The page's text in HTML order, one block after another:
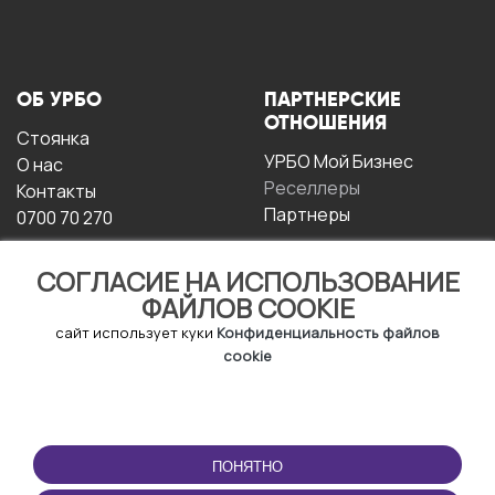
СОГЛАСИЕ НА ИСПОЛЬЗОВАНИЕ
ФАЙЛОВ COOKIE
сайт использует куки Конфиденциальность файлов
cookie
ПОНЯТНО
ОБ УРБО
Стоянка
О нас
Контакты
0700 70 270
ПАРТНЕРСКИЕ
ОТНОШЕНИЯ
УРБО Мой Бизнес
Реселлеры
Партнеры
ЭКСПЛУАТАЦИИ
Условия и положения
ПРИЛОЖЕНИЕ